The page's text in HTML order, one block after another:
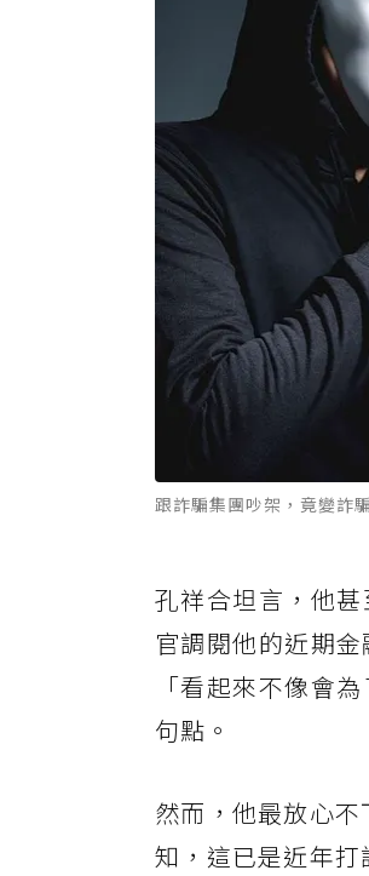
跟詐騙集團吵架，竟變詐
孔祥合坦言，他
官調閱他的近期
「看起來不像會
句點。
然而，他最放心
知，這已是近年